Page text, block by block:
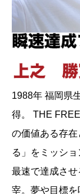
1988年 福岡県
得。 THE
の価値ある存在
る」をミッシ
最速で達成さ
宰。夢や目標を